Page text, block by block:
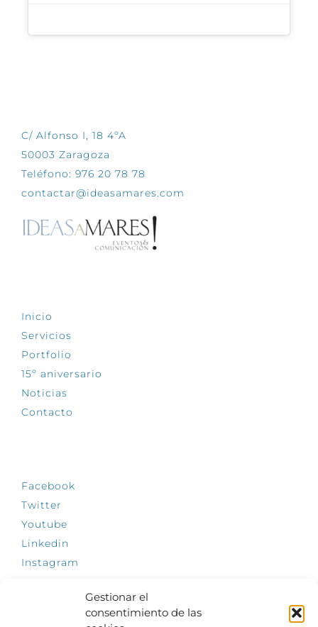
Gestionar el
consentimiento de las
C/ Alfonso I, 18 4ºA
50003 Zaragoza
Teléfono: 976 20 78 78
contactar@ideasamares.com
Inicio
Servicios
Portfolio
15º aniversario
Noticias
Contacto
Facebook
Twitter
Youtube
Linkedin
Instagram